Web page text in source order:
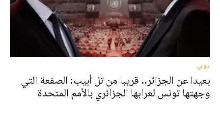
دولي
بعيدا عن الجزائر.. قريبا من تل أبيب: الصفعة التي
وجهتها تونس لعرابها الجزائري بالأمم المتحدة